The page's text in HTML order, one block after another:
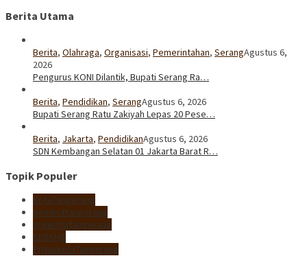
Berita Utama
Berita, Olahraga, Organisasi, Pemerintahan, SerangAgustus 6,
2026
Pengurus KONI Dilantik, Bupati Serang Ra…
Berita, Pendidikan, SerangAgustus 6, 2026
Bupati Serang Ratu Zakiyah Lepas 20 Pese…
Berita, Jakarta, PendidikanAgustus 6, 2026
SDN Kembangan Selatan 01 Jakarta Barat R…
Topik Populer
KotaTangerang
pemkottangerang
WaliKotaTangerang
SERANG
PjWalikotaTangerang